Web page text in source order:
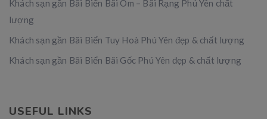
Khách sạn gần Bãi Biển Bãi Ôm – Bãi Rạng Phú Yên chất
lượng
Khách sạn gần Bãi Biển Tuy Hoà Phú Yên đẹp & chất lượng
Khách sạn gần Bãi Biển Bãi Gốc Phú Yên đẹp & chất lượng
USEFUL LINKS